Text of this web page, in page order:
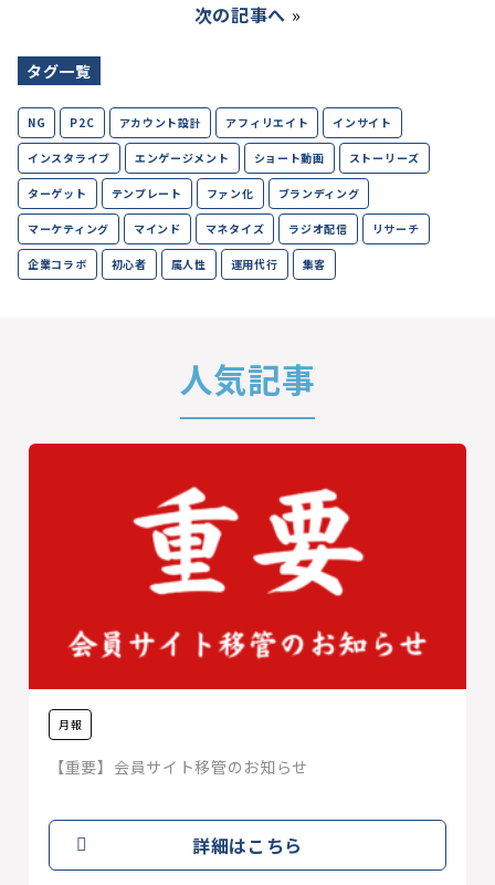
次の記事へ »
タグ一覧
NG P2C アカウント設計 アフィリエイト インサイト
インスタライブ エンゲージメント ショート動画 ストーリーズ
ターゲット テンプレート ファン化 ブランディング
マーケティング マインド マネタイズ ラジオ配信 リサーチ
企業コラボ 初心者 属人性 運用代行 集客
人気記事
月報
【重要】会員サイト移管のお知らせ
詳細はこちら